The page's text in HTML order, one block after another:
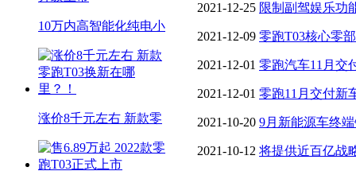
10万内高智能化纯电小
涨价8千元左右 新款零
2021-12-25 限制副驾娱乐功
2021-12-09 零跑T03核心零
2021-12-01 零跑汽车11月交
2021-12-01 零跑11月交付新
2021-10-20 9月新能源车终
宋PLUS DM
2021-10-12 将提供近百亿战